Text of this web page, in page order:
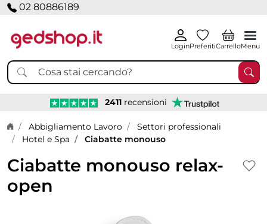
02 80886189
LoginPreferitiCarrelloMenu
2411 recensioni
Home page
Abbigliamento Lavoro
Settori professionali
Hotel e Spa
Ciabatte monouso
Ciabatte monouso relax-
open